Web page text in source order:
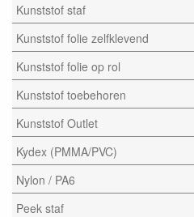
Kunststof staf
Kunststof folie zelfklevend
Kunststof folie op rol
Kunststof toebehoren
Kunststof Outlet
Kydex (PMMA/PVC)
Nylon / PA6
Peek staf